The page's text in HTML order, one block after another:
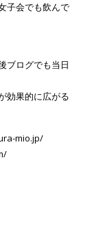
子会でも飲んで
ブログでも当日
効果的に広がる
mio.jp/